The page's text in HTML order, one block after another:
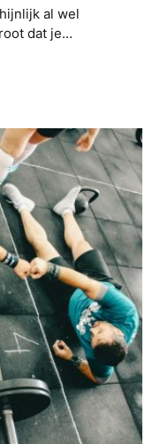
al wel
dat je…